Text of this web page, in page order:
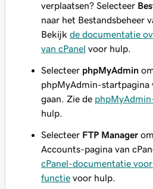
verplaatsen? Selecteer
naar het Bestandsbeheer
Bekijk de documentatie
van cPanel voor hulp.
Selecteer phpMyAdmin
phpMyAdmin-startpagina
gaan. Zie de
hulp.
Selecteer FTP Manager
Accounts-pagina van
cPanel-documentatie
functie voor hulp.